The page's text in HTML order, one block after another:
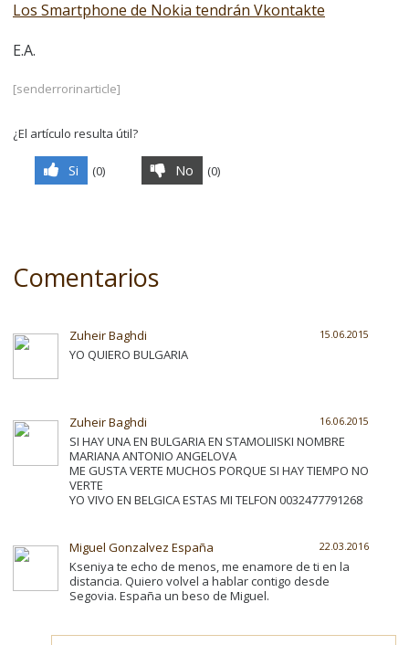
Los Smartphone de Nokia tendrán Vkontakte
E.A.
[senderrorinarticle]
¿El artículo resulta útil?
Si (0) No (0)
Comentarios
Zuheir Baghdi 15.06.2015
YO QUIERO BULGARIA
Zuheir Baghdi 16.06.2015
SI HAY UNA EN BULGARIA EN STAMOLIISKI NOMBRE
MARIANA ANTONIO ANGELOVA
ME GUSTA VERTE MUCHOS PORQUE SI HAY TIEMPO NO
VERTE
YO VIVO EN BELGICA ESTAS MI TELFON 0032477791268
Miguel Gonzalvez España 22.03.2016
Kseniya te echo de menos, me enamore de ti en la
distancia. Quiero volvel a hablar contigo desde
Segovia. España un beso de Miguel.